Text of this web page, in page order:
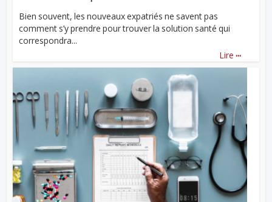
Bien souvent, les nouveaux expatriés ne savent pas
comment s’y prendre pour trouver la solution santé qui
correspondra...
Lire ...